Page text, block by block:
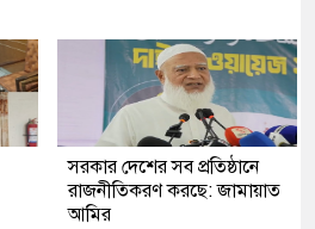
সরকার দেশের সব প্রতিষ্ঠানে
রাজনীতিকরণ করছে: জামায়াত
আমির